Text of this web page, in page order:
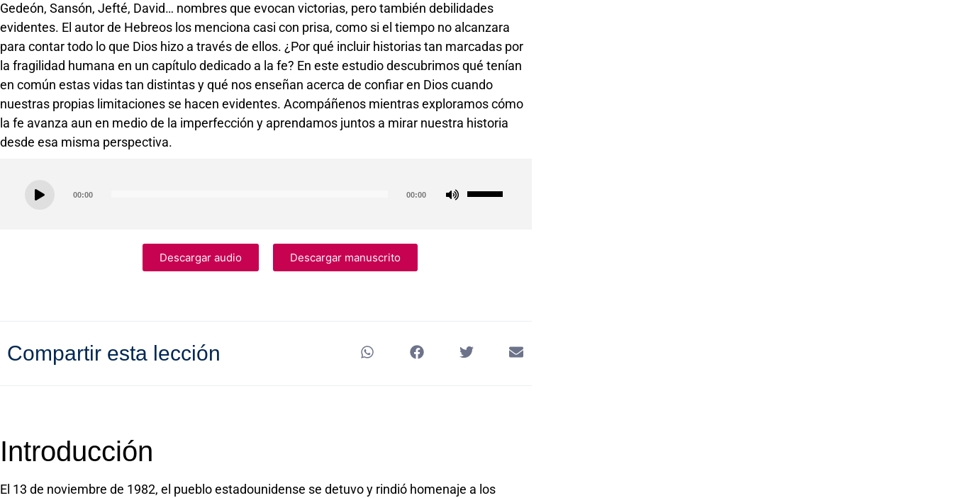
Gedeón, Sansón, Jefté, David… nombres que evocan victorias, pero también debilidades
evidentes. El autor de Hebreos los menciona casi con prisa, como si el tiempo no alcanzara
para contar todo lo que Dios hizo a través de ellos. ¿Por qué incluir historias tan marcadas por
la fragilidad humana en un capítulo dedicado a la fe? En este estudio descubrimos qué tenían
en común estas vidas tan distintas y qué nos enseñan acerca de confiar en Dios cuando
nuestras propias limitaciones se hacen evidentes. Acompáñenos mientras exploramos cómo
la fe avanza aun en medio de la imperfección y aprendamos juntos a mirar nuestra historia
desde esa misma perspectiva.
00:00 00:00
Descargar audio Descargar manuscrito
Compartir esta lección
Introducción
El 13 de noviembre de 1982, el pueblo estadounidense se detuvo y rindió homenaje a los